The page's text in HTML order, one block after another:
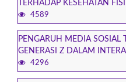
TERHADAP KESEHATAN
4589
PENGARUH MEDIA SOSIAL
GENERASI Z DALAM
4296